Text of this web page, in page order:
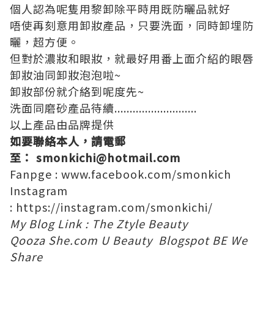
個人認為呢隻用黎卸除平時用既防曬品就好
唔使再刻意用卸妝產品，只要洗面，同時卸埋防
曬，超方便。
但對於濃妝和眼妝，就最好用番上面介紹的眼唇
卸妝油同卸妝泡泡啦~
卸妝部份就介絡到呢度先~
洗面同磨砂產品待續...........................
以上產品由品牌提供
如要聯絡本人，請電郵
至： smonkichi@hotmail.com
Fanpge : www.facebook.com/smonkich
Instagram
: https://instagram.com/smonkichi/
My Blog Link : The Ztyle Beauty
Qooza She.com U Beauty Blogspot BE We
Share